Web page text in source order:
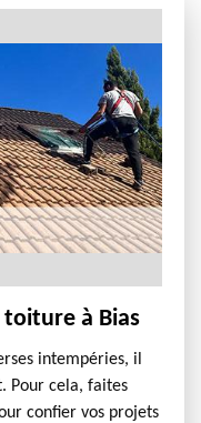
toiture à Bias
intempéries, il
Pour cela, faites
confier vos projets